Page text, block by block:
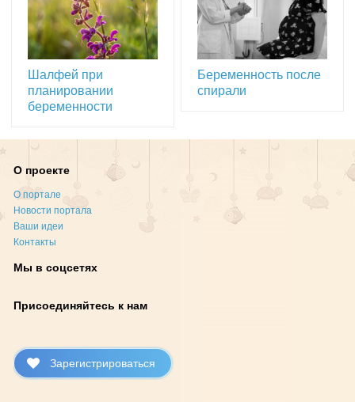
Шалфей при
планировании
беременности
Беременность после
спирали
О проекте
О портале
Новости портала
Ваши идеи
Контакты
Мы в соцсетях
Присоединяйтесь к нам
Зарегистрироваться